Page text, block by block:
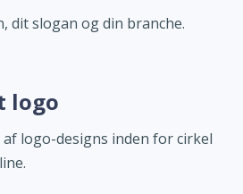
dit slogan og din branche.
logo
logo-designs inden for cirkel